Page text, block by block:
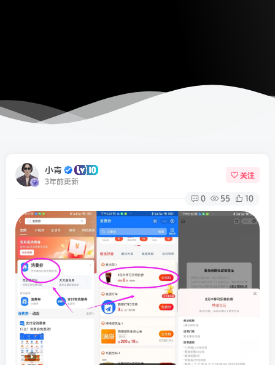
小青
3年前更新
关注
0 55 10